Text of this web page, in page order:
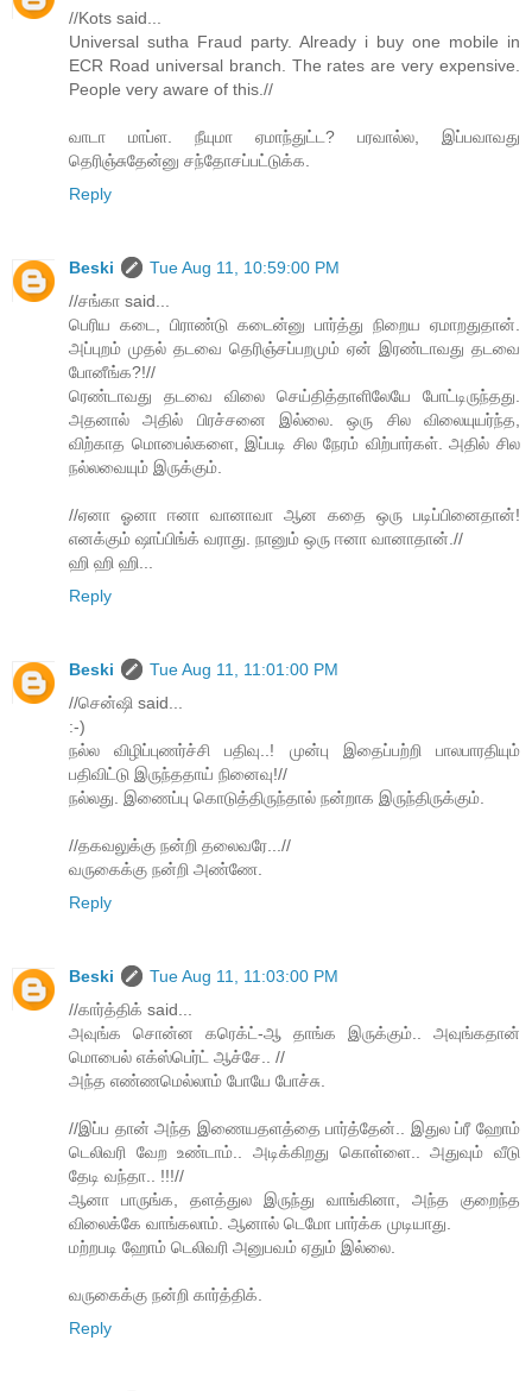
//Kots said...
Universal sutha Fraud party. Already i buy one mobile in
ECR Road universal branch. The rates are very expensive.
People very aware of this.//
வாடா மாப்ள. நீயுமா ஏமாந்துட்ட? பரவால்ல, இப்பவாவது
தெரிஞ்சுதேன்னு சந்தோசப்பட்டுக்க.
Reply
Beski
Tue Aug 11, 10:59:00 PM
//சங்கா said...
பெரிய கடை, பிராண்டு கடைன்னு பார்த்து நிறைய ஏமாறதுதான்.
அப்புறம் முதல் தடவை தெரிஞ்சப்பறமும் ஏன் இரண்டாவது தடவை
போனீங்க?!//
ரெண்டாவது தடவை விலை செய்தித்தாளிலேயே போட்டிருந்தது.
அதனால் அதில் பிரச்சனை இல்லை. ஒரு சில விலையுயர்ந்த,
விற்காத மொபைல்களை, இப்படி சில நேரம் விற்பார்கள். அதில் சில
நல்லவையும் இருக்கும்.
//ஏனா ஓனா ஈனா வானாவா ஆன கதை ஒரு படிப்பினைதான்!
எனக்கும் ஷாப்பிங்க் வராது. நானும் ஒரு ஈனா வானாதான்.//
ஹி ஹி ஹி...
Reply
Beski
Tue Aug 11, 11:01:00 PM
//சென்ஷி said...
:-)
நல்ல விழிப்புணர்ச்சி பதிவு..! முன்பு இதைப்பற்றி பாலபாரதியும்
பதிவிட்டு இருந்ததாய் நினைவு!//
நல்லது. இணைப்பு கொடுத்திருந்தால் நன்றாக இருந்திருக்கும்.
//தகவலுக்கு நன்றி தலைவரே...//
வருகைக்கு நன்றி அண்ணே.
Reply
Beski
Tue Aug 11, 11:03:00 PM
//கார்த்திக் said...
அவுங்க சொன்ன கரெக்ட்-ஆ தாங்க இருக்கும்.. அவுங்கதான்
மொபைல் எக்ஸ்பெர்ட் ஆச்சே.. //
அந்த எண்ணமெல்லாம் போயே போச்சு.
//இப்ப தான் அந்த இணையதளத்தை பார்த்தேன்.. இதுல ப்ரீ ஹோம்
டெலிவரி வேற உண்டாம்.. அடிக்கிறது கொள்ளை.. அதுவும் வீடு
தேடி வந்தா.. !!!//
ஆனா பாருங்க, தளத்துல இருந்து வாங்கினா, அந்த குறைந்த
விலைக்கே வாங்கலாம். ஆனால் டெமோ பார்க்க முடியாது.
மற்றபடி ஹோம் டெலிவரி அனுபவம் ஏதும் இல்லை.
வருகைக்கு நன்றி கார்த்திக்.
Reply